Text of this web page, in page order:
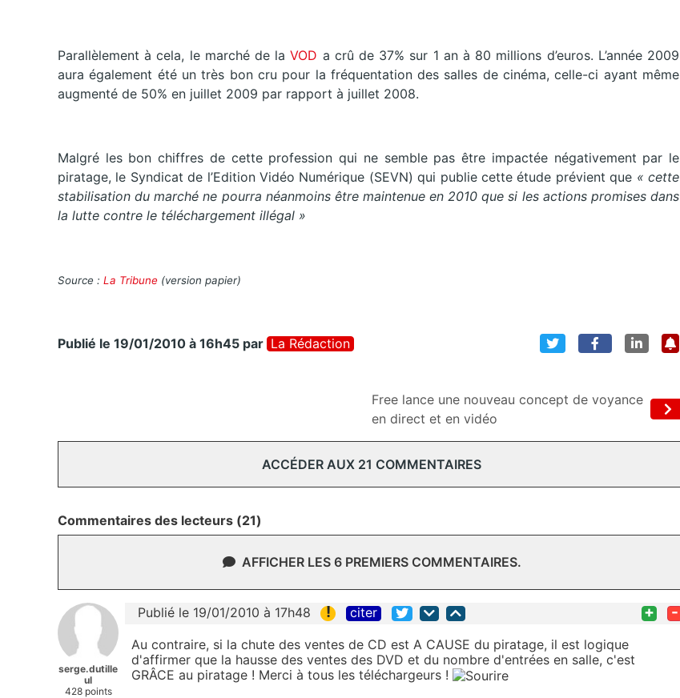
Parallèlement à cela, le marché de la VOD a crû de 37% sur 1 an à 80 millions d’euros. L’année 2009
aura également été un très bon cru pour la fréquentation des salles de cinéma, celle-ci ayant même
augmenté de 50% en juillet 2009 par rapport à juillet 2008.
Malgré les bon chiffres de cette profession qui ne semble pas être impactée négativement par le
piratage, le Syndicat de l’Edition Vidéo Numérique (SEVN) qui publie cette étude prévient que « cette
stabilisation du marché ne pourra néanmoins être maintenue en 2010 que si les actions promises dans
la lutte contre le téléchargement illégal »
Source : La Tribune (version papier)
Publié le 19/01/2010 à 16h45 par La Rédaction
Free lance une nouveau concept de voyance
en direct et en vidéo
ACCÉDER AUX 21 COMMENTAIRES
Commentaires des lecteurs (21)
AFFICHER LES 6 PREMIERS COMMENTAIRES.
serge.dutille
ul
428 points
Publié le 19/01/2010 à 17h48 ! citer + -
Au contraire, si la chute des ventes de CD est A CAUSE du piratage, il est logique
d'affirmer que la hausse des ventes des DVD et du nombre d'entrées en salle, c'est
GRÂCE au piratage ! Merci à tous les téléchargeurs !